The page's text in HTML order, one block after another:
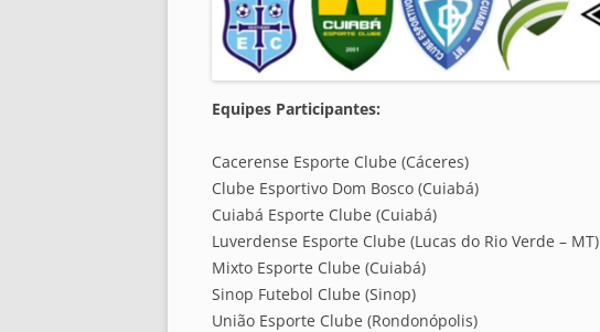
Equipes Participantes:
Cacerense Esporte Clube (Cáceres)
Clube Esportivo Dom Bosco (Cuiabá)
Cuiabá Esporte Clube (Cuiabá)
Luverdense Esporte Clube (Lucas do Rio Verde – MT)
Mixto Esporte Clube (Cuiabá)
Sinop Futebol Clube (Sinop)
União Esporte Clube (Rondonópolis)